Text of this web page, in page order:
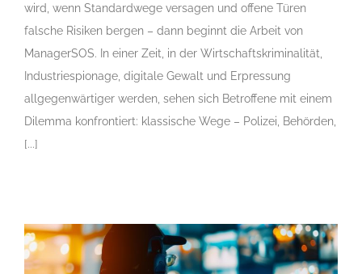
wird, wenn Standardwege versagen und offene Türen
falsche Risiken bergen – dann beginnt die Arbeit von
ManagerSOS. In einer Zeit, in der Wirtschaftskriminalität,
Industriespionage, digitale Gewalt und Erpressung
allgegenwärtiger werden, sehen sich Betroffene mit einem
Dilemma konfrontiert: klassische Wege – Polizei, Behörden,
[...]